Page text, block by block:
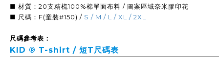
■ 材質：20支精梳100%棉單面布料 / 圖案區域奈米膠印花
■ 尺碼：F(童裝#150) / S / M / L / XL / 2XL
尺碼參考表：
KID ® T-shirt / 短T尺碼表